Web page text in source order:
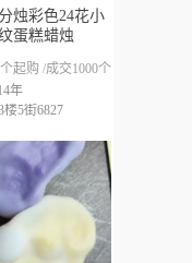
烛彩色24花小
蛋糕蜡烛
成交1000个
起购 /
年
5街6827